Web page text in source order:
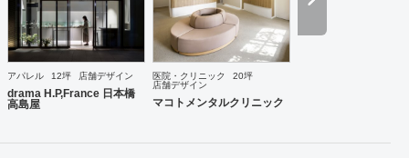
アパレル 12坪 店舗デザイン
drama H.P,France 日本橋
高島屋
医院・クリニック
20坪
店舗デザイン
マコトメンタルクリニック